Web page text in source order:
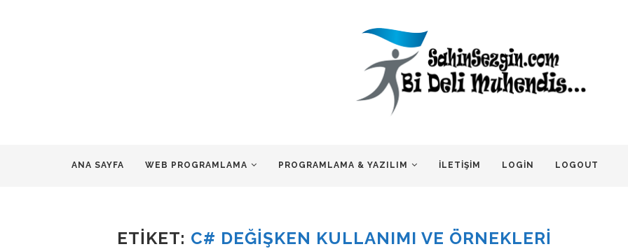
ANA SAYFA WEB PROGRAMLAMA PROGRAMLAMA & YAZILIM İLETIŞIM LOGIN LOGOUT
ETIKET: C# DEĞIŞKEN KULLANIMI VE ÖRNEKLERI